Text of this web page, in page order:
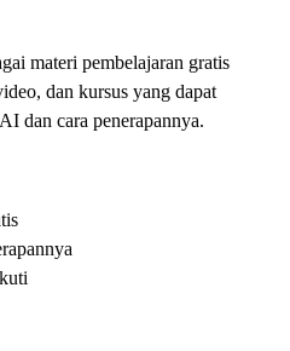
materi pembelajaran gratis
dan kursus yang dapat
dan cara penerapannya.